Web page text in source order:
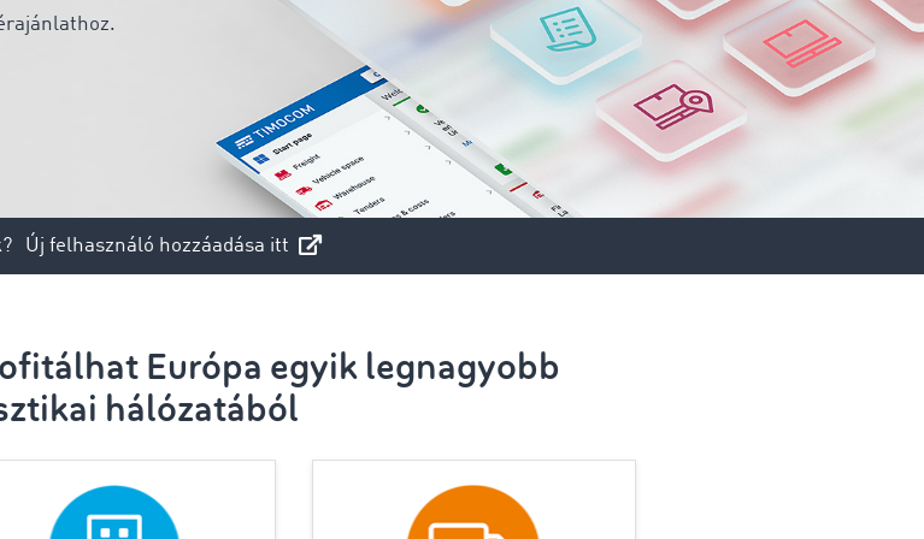
Új felhasználó hozzáadása itt
Európa egyik legnagyobb
hálózatából